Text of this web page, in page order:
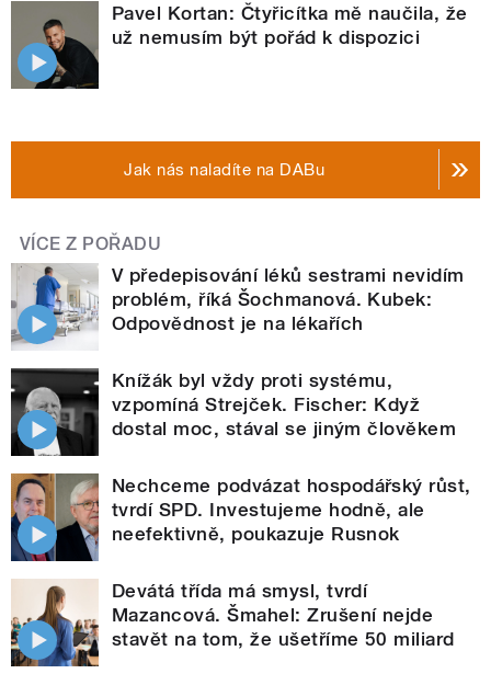
Pavel Kortan: Čtyřicítka mě naučila, že
už nemusím být pořád k dispozici
Jak nás naladíte na DABu
VÍCE Z POŘADU
V předepisování léků sestrami nevidím
problém, říká Šochmanová. Kubek:
Odpovědnost je na lékařích
Knížák byl vždy proti systému,
vzpomíná Strejček. Fischer: Když
dostal moc, stával se jiným člověkem
Nechceme podvázat hospodářský růst,
tvrdí SPD. Investujeme hodně, ale
neefektivně, poukazuje Rusnok
Devátá třída má smysl, tvrdí
Mazancová. Šmahel: Zrušení nejde
stavět na tom, že ušetříme 50 miliard